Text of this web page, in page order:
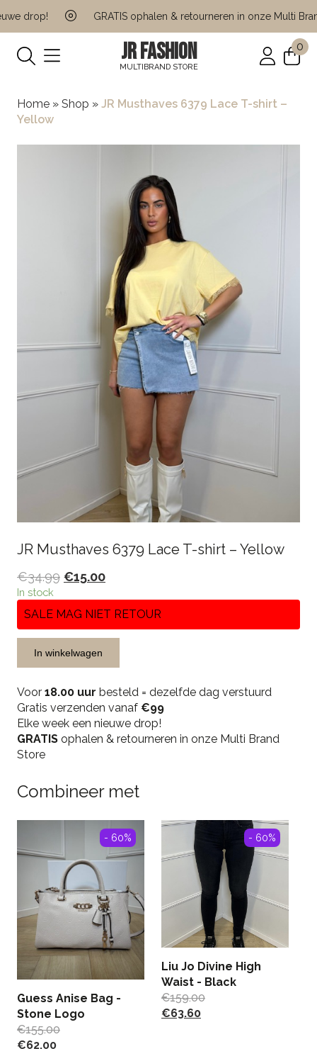
drop! GRATIS ophalen & retourneren in onze Multi Brand
JR FASHION
MULTIBRAND STORE
0
Home » Shop » JR Musthaves 6379 Lace T-shirt –
Yellow
JR Musthaves 6379 Lace T-shirt – Yellow
€34.99 €15.00
In stock
SALE MAG NIET RETOUR
In winkelwagen
Voor 18.00 uur besteld = dezelfde dag verstuurd
Gratis verzenden vanaf €99
Elke week een nieuwe drop!
GRATIS ophalen & retourneren in onze Multi Brand
Store
Combineer met
- 60%
Guess Anise Bag -
Stone Logo
€155.00
€62.00
- 60%
Liu Jo Divine High
Waist - Black
€159.00
€63.60